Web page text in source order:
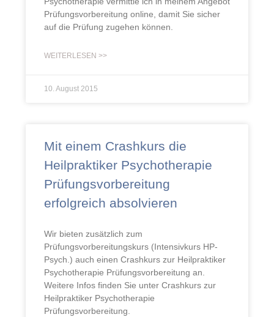
Prüfungsvorbereitung online, damit Sie sicher
auf die Prüfung zugehen können.
WEITERLESEN >>
10. August 2015
Mit einem Crashkurs die
Heilpraktiker Psychotherapie
Prüfungsvorbereitung
erfolgreich absolvieren
Wir bieten zusätzlich zum
Prüfungsvorbereitungskurs (Intensivkurs HP-
Psych.) auch einen Crashkurs zur Heilpraktiker
Psychotherapie Prüfungsvorbereitung an.
Weitere Infos finden Sie unter Crashkurs zur
Heilpraktiker Psychotherapie
Prüfungsvorbereitung.